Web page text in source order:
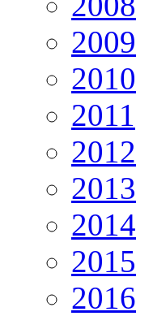
2009
2010
2011
2012
2013
2014
2015
2016